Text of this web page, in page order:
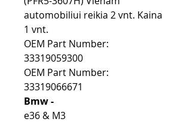
automobiliui reikia 2 vnt. Kaina
1 vnt.
OEM Part Number:
33319059300
OEM Part Number:
33319066671
Bmw -
e36 & M3